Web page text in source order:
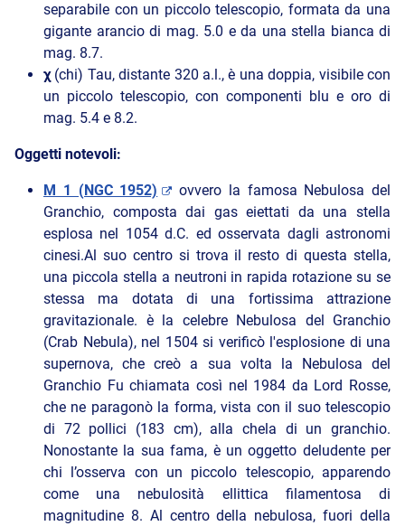
separabile con un piccolo telescopio, formata da una
gigante arancio di mag. 5.0 e da una stella bianca di
mag. 8.7.
χ (chi) Tau, distante 320 a.l., è una doppia, visibile con
un piccolo telescopio, con componenti blu e oro di
mag. 5.4 e 8.2.
Oggetti notevoli:
M 1 (NGC 1952)
ovvero la famosa Nebulosa del
Granchio, composta dai gas eiettati da una stella
esplosa nel 1054 d.C. ed osservata dagli astronomi
cinesi.Al suo centro si trova il resto di questa stella,
una piccola stella a neutroni in rapida rotazione su se
stessa ma dotata di una fortissima attrazione
gravitazionale. è la celebre Nebulosa del Granchio
(Crab Nebula), nel 1504 si verificò l'esplosione di una
supernova, che creò a sua volta la Nebulosa del
Granchio Fu chiamata così nel 1984 da Lord Rosse,
che ne paragonò la forma, vista con il suo telescopio
di 72 pollici (183 cm), alla chela di un granchio.
Nonostante la sua fama, è un oggetto deludente per
chi l’osserva con un piccolo telescopio, apparendo
come una nebulosità ellittica filamentosa di
magnitudine 8. Al centro della nebulosa, fuori della